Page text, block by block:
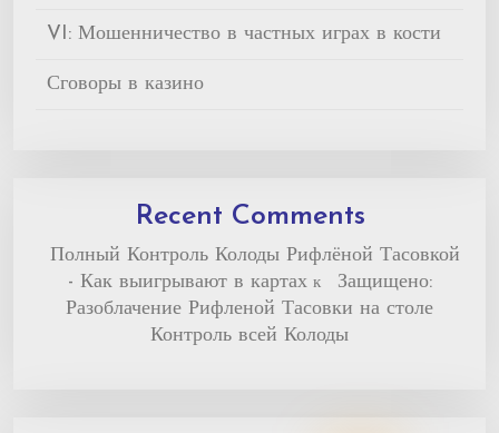
VI: Мошенничество в частных играх в кости
Сговоры в казино
Recent Comments
Полный Контроль Колоды Рифлёной Тасовкой
- Как выигрывают в картахк
Защищено:
Разоблачение Рифленой Тасовки на столе
Контроль всей Колоды